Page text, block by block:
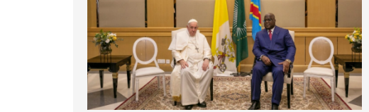
augmenter
diminuer
le
volume.